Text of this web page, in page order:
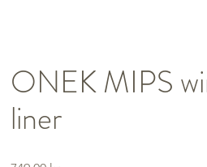
ONEK MIPS
liner